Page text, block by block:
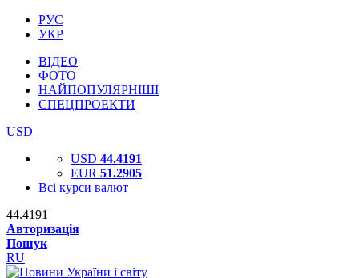
РУС
УКР
ВІДЕО
ФОТО
НАЙПОПУЛЯРНІШІ
СПЕЦПРОЕКТИ
USD
USD 44.4191
EUR 51.2905
Всі курси валют
44.4191
Авторизація
Пошук
RU